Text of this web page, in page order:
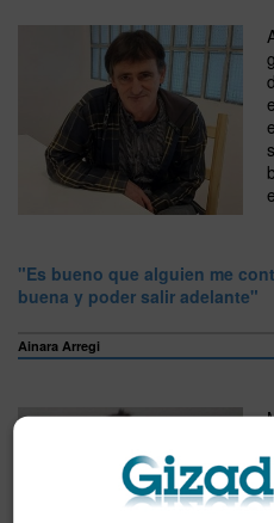
"Es bueno que alguien me
buena y poder salir adelante"
Ainara Arregi